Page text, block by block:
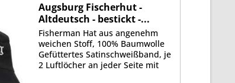
Augsburg Fischerhut -
Altdeutsch - bestickt -...
Fisherman Hat aus angenehm
weichen Stoff, 100% Baumwolle
Gefüttertes Satinschweißband, je
2 Luftlöcher an jeder Seite mit